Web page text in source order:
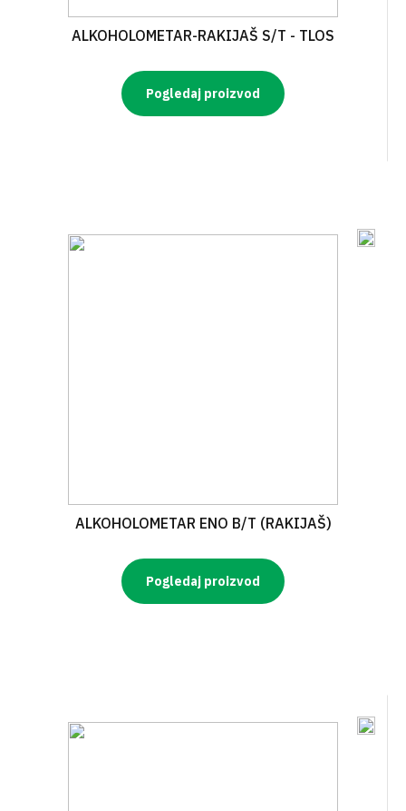
ALKOHOLOMETAR-RAKIJAŠ S/T - TLOS
Pogledaj proizvod
ALKOHOLOMETAR ENO B/T (RAKIJAŠ)
Pogledaj proizvod